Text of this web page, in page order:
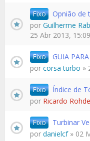
Fixo Opnião de
por Guilherme
25 Abr 2013, 15:09
Fixo GUIA
por corsa turbo »
Fixo
Índice de
por Ricardo Rohde
Fixo Turbinar
por danielcf» 02